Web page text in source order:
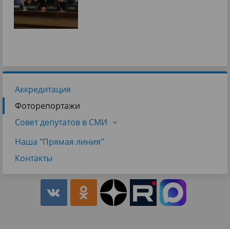
Аккредитация
Фоторепортажи
Совет депутатов в СМИ
Наша "Прямая линия"
Контакты